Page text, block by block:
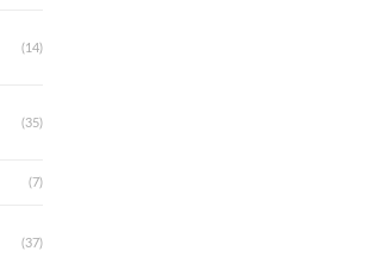
(14)
(35)
(7)
(37)